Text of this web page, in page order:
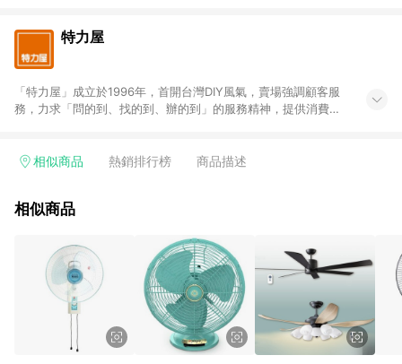
特力屋
「特力屋」成立於1996年，首開台灣DIY風氣，賣場強調顧客服
務，力求「問的到、找的到、辦的到」的服務精神，提供消費者
客找到居家修繕、佈置或裝潢時所需；另外，在各家分店內規劃
等各方面進行整合，提升服務質感，期望每一位來店顧客，能輕
結帳流程(Easy to buy)、每次到「特力屋」購物都能得到新的啟
發與靈感(Exciting experience)，同時持續提供消費者居家修繕
最佳解決方案，以創造優質居家環境為首要目標，成為消費者打
造幸福家園時的優先選擇。
相似商品 熱銷排行榜 商品描述
相似商品